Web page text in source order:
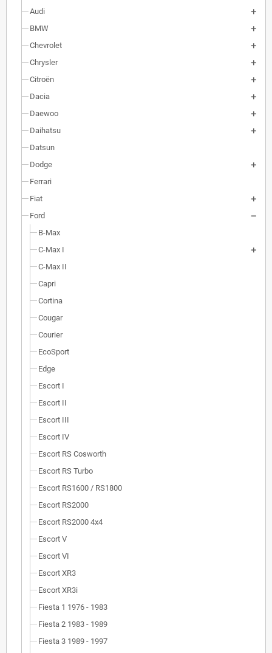
Audi
BMW
Chevrolet
Chrysler
Citroën
Dacia
Daewoo
Daihatsu
Datsun
Dodge
Ferrari
Fiat
Ford
B-Max
C-Max I
C-Max II
Capri
Cortina
Cougar
Courier
EcoSport
Edge
Escort I
Escort II
Escort III
Escort IV
Escort RS Cosworth
Escort RS Turbo
Escort RS1600 / RS1800
Escort RS2000
Escort RS2000 4x4
Escort V
Escort VI
Escort XR3
Escort XR3i
Fiesta 1 1976 - 1983
Fiesta 2 1983 - 1989
Fiesta 3 1989 - 1997